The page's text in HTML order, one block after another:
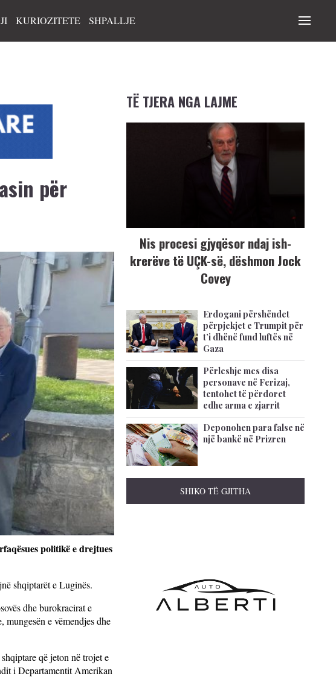
KURIOZITETE SHPALLJE
për
politikë e drejtues
shqiptarët e Luginës.
dhe burokracirat e
e vëmendjes dhe
që jeton në trojet e
i Departamentit Amerikan
TË TJERA NGA LAJME
Nis procesi gjyqësor ndaj ish-
krerëve të UÇK-së, dëshmon Jock
Covey
Erdogani përshëndet
përpjekjet e Trumpit për
t’i dhënë fund luftës në
Gaza
Përleshje mes disa
personave në Ferizaj,
tentohet të përdoret
edhe arma e zjarrit
Deponohen para false në
një bankë në Prizren
SHIKO TË GJITHA